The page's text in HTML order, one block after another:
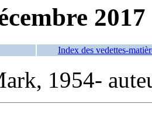
2017
Index des vedettes-
1954-